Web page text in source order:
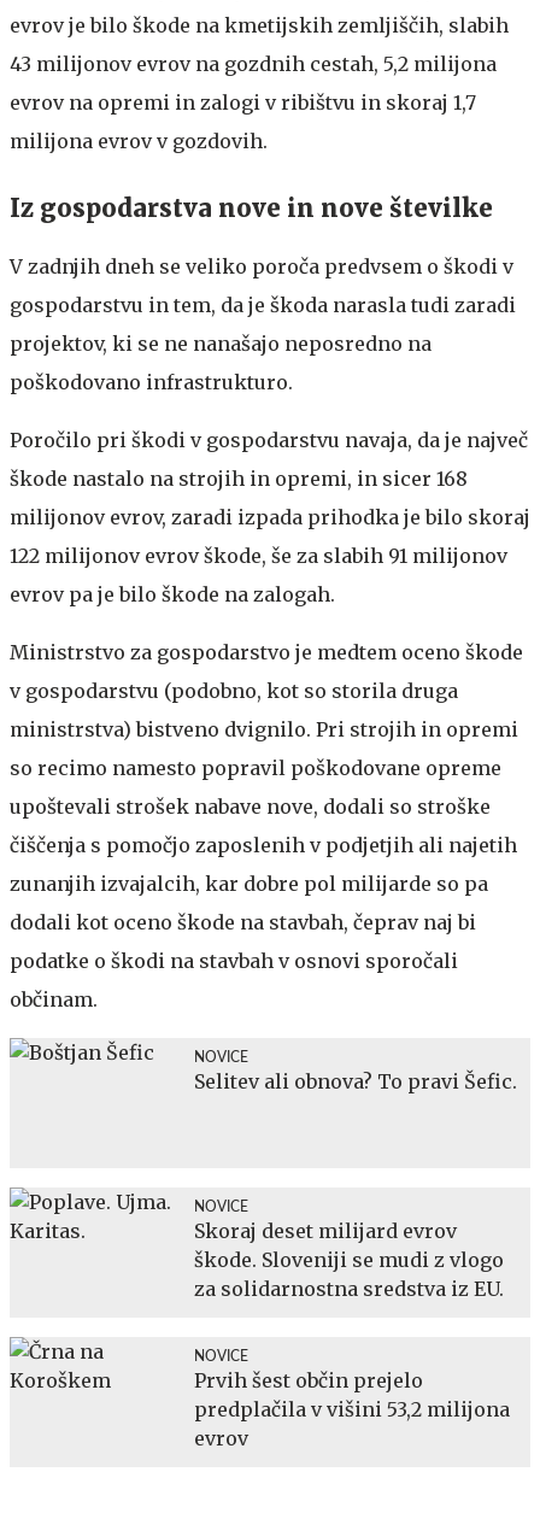
evrov je bilo škode na kmetijskih zemljiščih, slabih
43 milijonov evrov na gozdnih cestah, 5,2 milijona
evrov na opremi in zalogi v ribištvu in skoraj 1,7
milijona evrov v gozdovih.
Iz gospodarstva nove in nove številke
V zadnjih dneh se veliko poroča predvsem o škodi v
gospodarstvu in tem, da je škoda narasla tudi zaradi
projektov, ki se ne nanašajo neposredno na
poškodovano infrastrukturo.
Poročilo pri škodi v gospodarstvu navaja, da je največ
škode nastalo na strojih in opremi, in sicer 168
milijonov evrov, zaradi izpada prihodka je bilo skoraj
122 milijonov evrov škode, še za slabih 91 milijonov
evrov pa je bilo škode na zalogah.
Ministrstvo za gospodarstvo je medtem oceno škode
v gospodarstvu (podobno, kot so storila druga
ministrstva) bistveno dvignilo. Pri strojih in opremi
so recimo namesto popravil poškodovane opreme
upoštevali strošek nabave nove, dodali so stroške
čiščenja s pomočjo zaposlenih v podjetjih ali najetih
zunanjih izvajalcih, kar dobre pol milijarde so pa
dodali kot oceno škode na stavbah, čeprav naj bi
podatke o škodi na stavbah v osnovi sporočali
občinam.
NOVICE
Selitev ali obnova? To pravi Šefic.
NOVICE
Skoraj deset milijard evrov
škode. Sloveniji se mudi z vlogo
za solidarnostna sredstva iz EU.
NOVICE
Prvih šest občin prejelo
predplačila v višini 53,2 milijona
evrov